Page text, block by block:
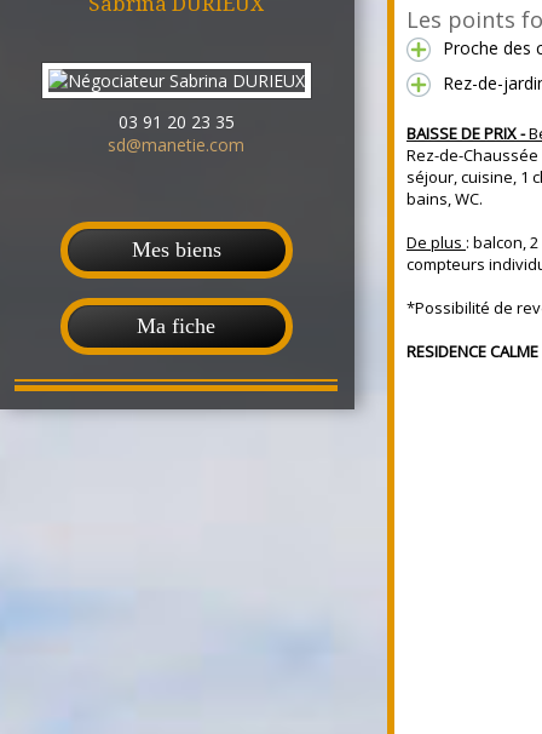
03 91 20 23 35
sd@manetie.com
Mes biens
Ma fiche
Les points
Proche des
Rez-de-
BAISSE DE PRIX -
Rez-de-
séjour, cuisine, 1
bains, WC.
De plus : balcon,
compteurs
*Possibilité de
RESIDENCE